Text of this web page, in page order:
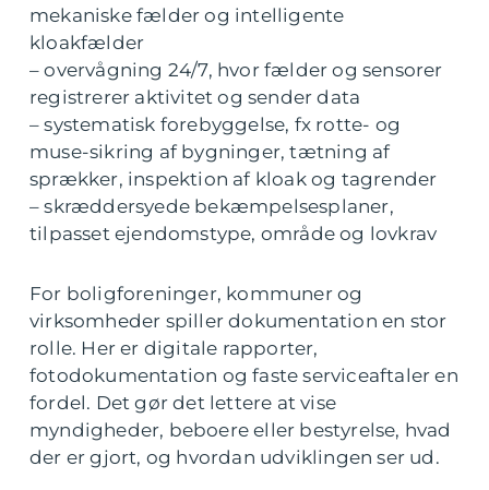
mekaniske fælder og intelligente
kloakfælder
– overvågning 24/7, hvor fælder og sensorer
registrerer aktivitet og sender data
– systematisk forebyggelse, fx rotte- og
muse-sikring af bygninger, tætning af
sprækker, inspektion af kloak og tagrender
– skræddersyede bekæmpelsesplaner,
tilpasset ejendomstype, område og lovkrav
For boligforeninger, kommuner og
virksomheder spiller dokumentation en stor
rolle. Her er digitale rapporter,
fotodokumentation og faste serviceaftaler en
fordel. Det gør det lettere at vise
myndigheder, beboere eller bestyrelse, hvad
der er gjort, og hvordan udviklingen ser ud.